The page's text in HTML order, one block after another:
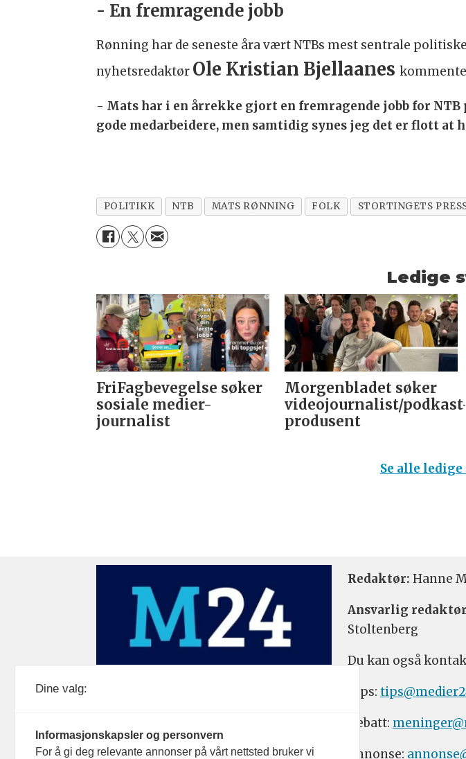
- En fremragende jobb
Rønning har de seneste åra vært NTBs mest sentrale
nyhetsredaktør Ole Kristian Bjellaanes
- Mats har i en årrekke gjort en fremragende jobb for
gode medarbeidere, men samtidig synes jeg det er flott at
POLITIKK NTB MATS RØNNING FOLK STORTINGETS
Ledige
FriFagbevegelse søker
sosiale medier-
journalist
Morgenbladet søker
videojournalist/podkast-
produsent
Se alle
Redaktør: Hanne
Ansvarlig
Stoltenberg
Du kan også
Tips:
Debatt:
Annonse:
Dine valg:
Informasjonskapsler og personvern
For å gi deg relevante annonser på vårt nettsted bruker vi